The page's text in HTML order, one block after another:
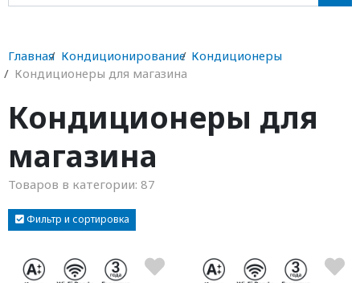
Главная Кондиционирование Кондиционеры
Кондиционеры для магазина
Кондиционеры для
магазина
Товаров в категории: 87
Фильтр и сортировка